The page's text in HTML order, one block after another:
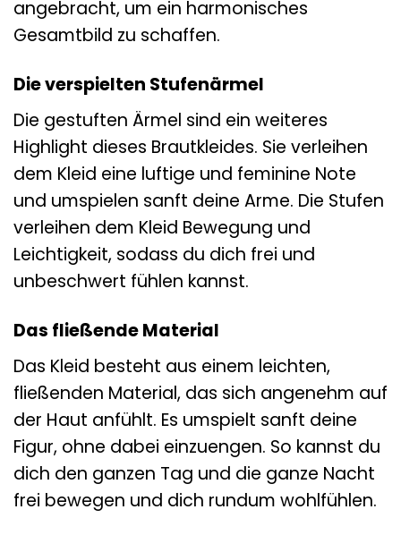
angebracht, um ein harmonisches
Gesamtbild zu schaffen.
Die verspielten Stufenärmel
Die gestuften Ärmel sind ein weiteres
Highlight dieses Brautkleides. Sie verleihen
dem Kleid eine luftige und feminine Note
und umspielen sanft deine Arme. Die Stufen
verleihen dem Kleid Bewegung und
Leichtigkeit, sodass du dich frei und
unbeschwert fühlen kannst.
Das fließende Material
Das Kleid besteht aus einem leichten,
fließenden Material, das sich angenehm auf
der Haut anfühlt. Es umspielt sanft deine
Figur, ohne dabei einzuengen. So kannst du
dich den ganzen Tag und die ganze Nacht
frei bewegen und dich rundum wohlfühlen.